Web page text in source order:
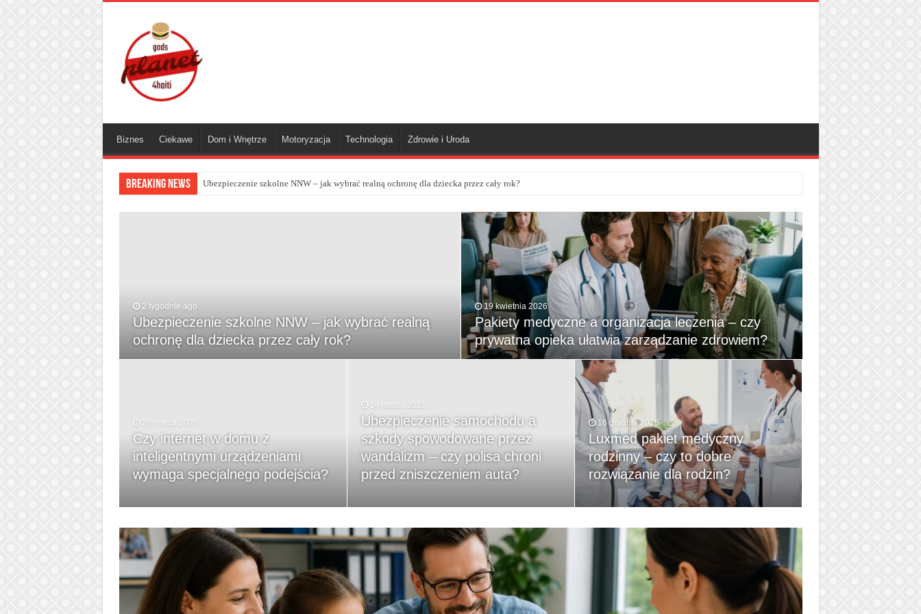
Biznes Ciekawe Dom i Wnętrze Motoryzacja Technologia Zdrowie i Uroda
Breaking News Ubezpieczenie szkolne NNW – jak wybrać realną ochronę dla dziecka przez cały rok?
2 tygodnie ago
Ubezpieczenie szkolne NNW – jak wybrać realną
ochronę dla dziecka przez cały rok?
19 kwietnia 2026
Pakiety medyczne a organizacja leczenia – czy
prywatna opieka ułatwia zarządzanie zdrowiem?
29 marca 2026
Czy internet w domu z
inteligentnymi urządzeniami
wymaga specjalnego podejścia?
14 marca 2026
Ubezpieczenie samochodu a
szkody spowodowane przez
wandalizm – czy polisa chroni
przed zniszczeniem auta?
16 grudnia 2025
Luxmed pakiet medyczny
rodzinny – czy to dobre
rozwiązanie dla rodzin?